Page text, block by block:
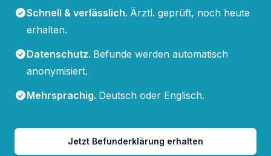
Schnell & verlässlich. Ärztl. geprüft, noch heute
erhalten.
Datenschutz. Befunde werden automatisch
anonymisiert.
Mehrsprachig. Deutsch oder Englisch.
Jetzt Befunderklärung erhalten